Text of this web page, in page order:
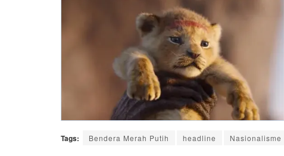
Tags: Bendera Merah Putih headline Nasionalisme